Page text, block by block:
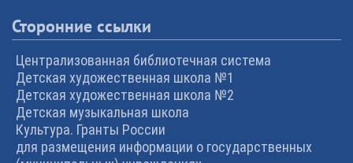
Сторонние ссылки
Централизованная библиотечная система
Детская художественная школа №1
Детская художественная школа №2
Детская музыкальная школа
Культура. Гранты России
для размещения информации о государственных